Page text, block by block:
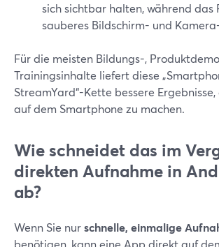
sich sichtbar halten, während das
sauberes Bildschirm- und
Für die meisten Bildungs-,
Trainingsinhalte liefert diese
StreamYard“-Kette bessere
auf dem Smartphone zu machen.
Wie schneidet das im
direkten Aufnahme in
ab?
Wenn Sie nurschnelle, einmalige
benötigen, kann eine App direkt auf